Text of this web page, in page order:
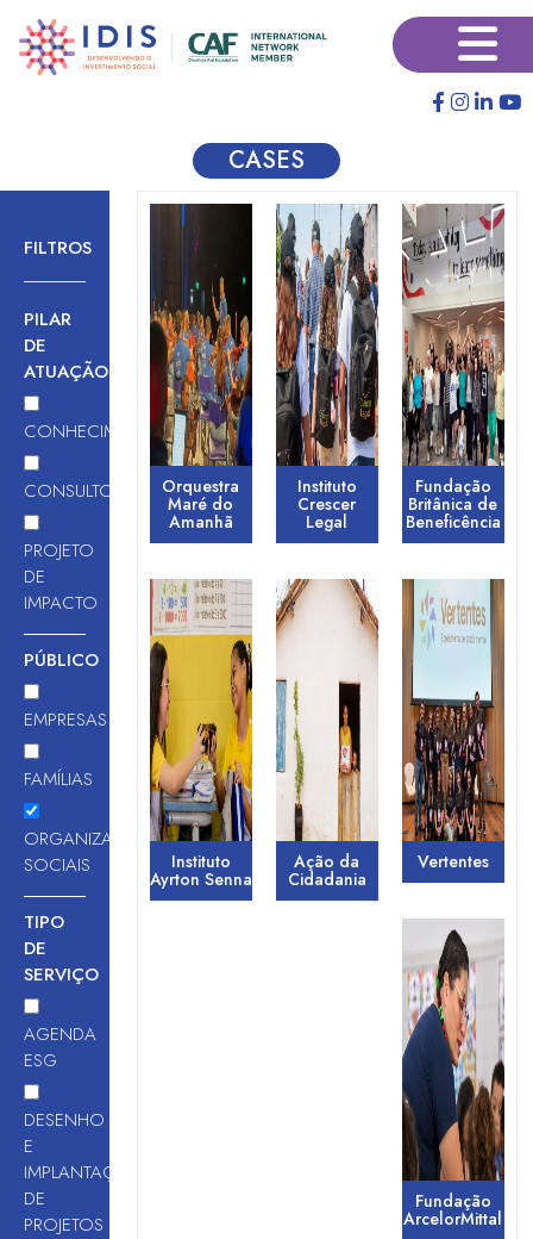
para
para
×
CASES
FILTROS
PILAR
DE
ATUAÇÃO
CONHECIMENTO
CONSULTORIA
PROJETO
DE
IMPACTO
PÚBLICO
EMPRESAS
FAMÍLIAS
ORGANIZAÇÕES
SOCIAIS
TIPO
DE
SERVIÇO
AGENDA
ESG
DESENHO
E
IMPLANTAÇÃO
DE
PROJETOS
Orquestra
Maré do
Amanhã
Instituto
Crescer
Legal
Fundação
Britânica de
Beneficência
Instituto
Ayrton Senna
Ação da
Cidadania
Vertentes
Fundação
ArcelorMittal